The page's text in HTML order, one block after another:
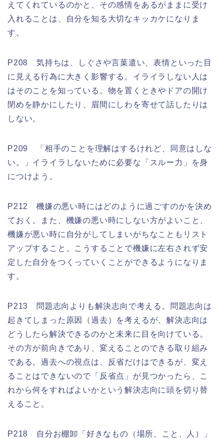
えてくれているのかと、その感情をあるがままに受け
入れることは、自分を知る大切なキッカケになりま
す。
P208 気持ちは、しぐさや言葉遣い、表情といった目
に見える行為に大きく影響する。イライラしない人は
はそのことを知っている。物を置くときやドアの開け
閉めを静かにしたり、眉間にしわを寄せて話したりは
しない。
P209 「相手のことを理解はするけれど、同意はしな
い。」イライラしないために必要な「スルー力」を身
につけよう。
P212 機嫌の悪い時にはどのように過ごすのかを決め
ておく。また、機嫌の悪い時にしない方がよいこと、
機嫌が悪い時に自分がしてしまいがちなこともリスト
アップすること。こうすることで機嫌に左右されず安
定した自分をつくっていくことができるようになりま
す。
P213 問題志向よりも解決志向で考える。問題志向は
起きてしまった原因（過去）を考えるが、解決志向は
どうしたら解決できるのかと未来に目を向けている。
その方が前向きであり、変えることのできる取り組み
である。過去への視点は、反省だけはできるが、変え
ることはできないので「反省点」が見つかったら、こ
れから何をすればよいかという解決志向に頭を切り替
えること。
P218 自分お棚卸「好きなもの（場所、こと、人）」